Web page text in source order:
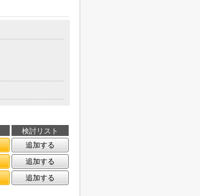
検討リスト
追加する
追加する
追加する